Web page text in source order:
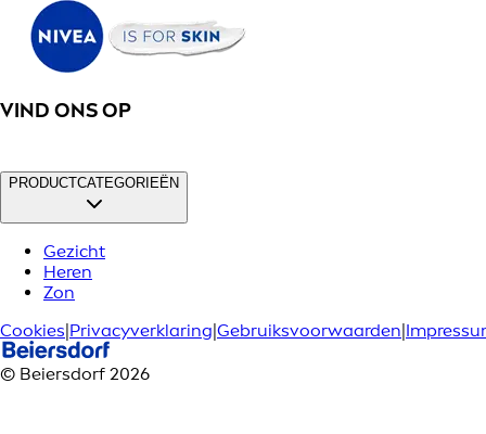
VIND ONS OP
PRODUCTCATEGORIEËN
Gezicht
Heren
Zon
Cookies|Privacyverklaring|Gebruiksvoorwaarden|
© Beiersdorf 2026